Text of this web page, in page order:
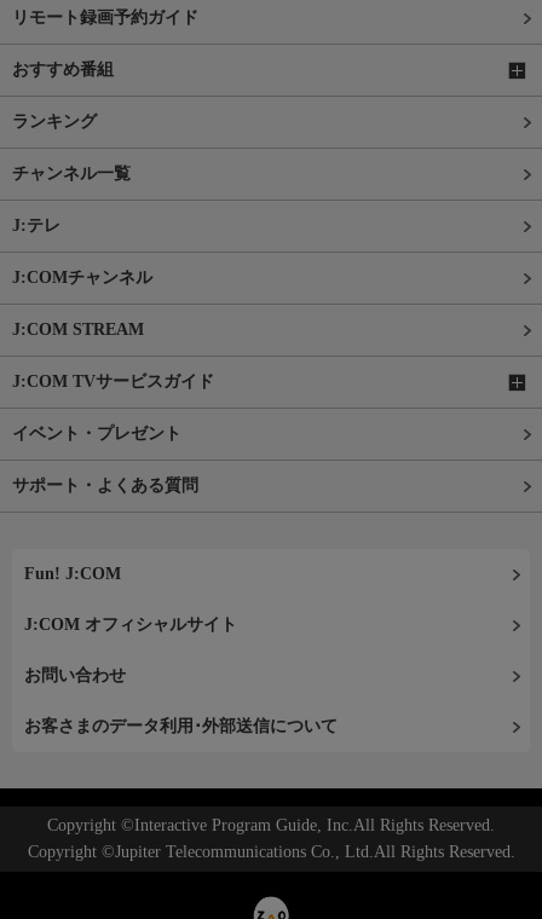
リモート録画予約ガイド
おすすめ番組
ランキング
チャンネル一覧
J:テレ
J:COMチャンネル
J:COM STREAM
J:COM TVサービスガイド
イベント・プレゼント
サポート・よくある質問
Fun! J:COM
J:COM オフィシャルサイト
お問い合わせ
お客さまのデータ利用･外部送信について
Copyright ©Interactive Program Guide, Inc.All Rights Reserved.
Copyright ©Jupiter Telecommunications Co., Ltd.All Rights Reserved.